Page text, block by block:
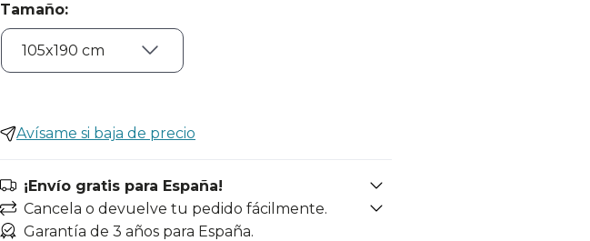
Tamaño:
Avísame si baja de precio
¡Envío gratis para España!
Cancela o devuelve tu pedido fácilmente.
Garantía de 3 años para España.